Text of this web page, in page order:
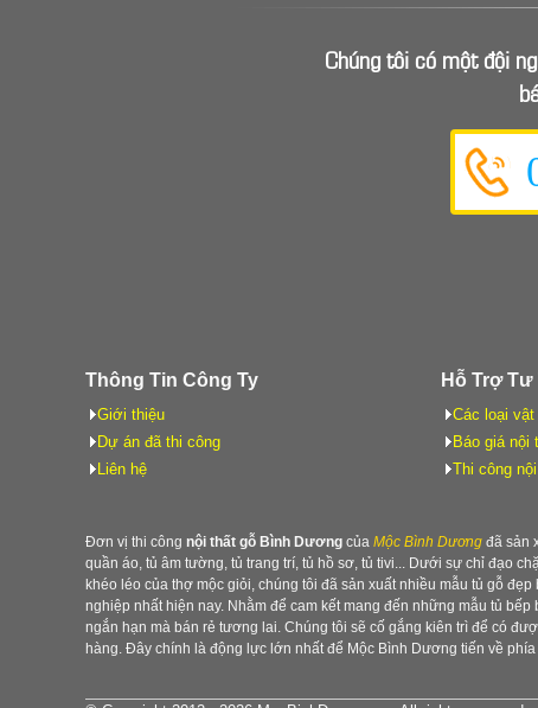
Chúng tôi có một đội
Thông Tin Công Ty
Giới thiệu
Dự án đã thi công
Liên hệ
Hỗ Trợ Tư
Các loại vật
Báo giá nội
Thi công
Đơn vị thi công nội thất gỗ Bình Dương của Mộc Bình Dương đã sản
quần áo, tủ âm tường, tủ trang trí, tủ hồ sơ, tủ tivi... Dưới sự chỉ đạo
khéo léo của thợ mộc giỏi, chúng tôi đã sản xuất nhiều mẫu tủ gỗ
nghiệp nhất hiện nay. Nhằm để cam kết mang đến những mẫu tủ
ngắn hạn mà bán rẻ tương lai. Chúng tôi sẽ cố gắng kiên trì để có
hàng. Đây chính là động lực lớn nhất để Mộc Bình Dương tiến về phía